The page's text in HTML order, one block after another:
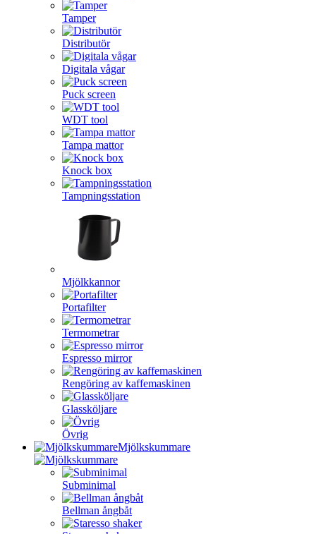
Tamper
Distributör
Digitala vågar
Puck screen
WDT tool
Tampa mattor
Knock box
Tampningsstation
Mjölkkannor
Portafilter
Termometrar
Espresso mirror
Rengöring av kaffemaskinen
Glassköljare
Övrig
Mjölkskummare
Subminimal
Bellman ångbåt